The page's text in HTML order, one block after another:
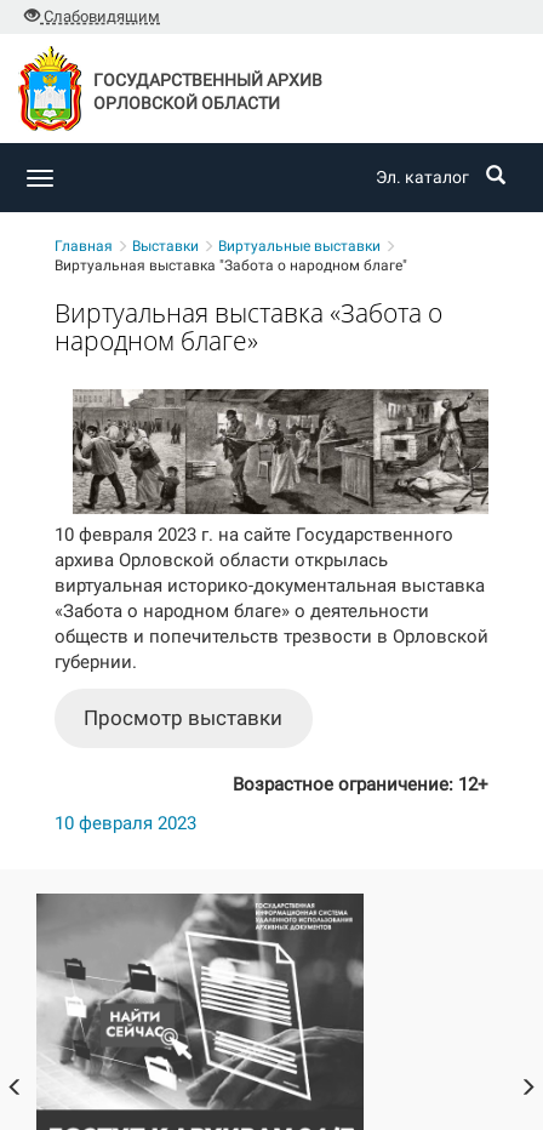
Слабовидящим
ГОСУДАРСТВЕННЫЙ АРХИВ
ОРЛОВСКОЙ ОБЛАСТИ
Toggle
Эл. каталог
Главная Выставки
Виртуальные выставки
Виртуальная выставка "Забота о народном благе"
Виртуальная выставка «Забота о
народном благе»
10 февраля 2023 г. на сайте Государственного
архива Орловской области открылась
виртуальная историко-документальная выставка
«Забота о народном благе» о деятельности
обществ и попечительств трезвости в Орловской
губернии.
Просмотр выставки
Возрастное ограничение: 12+
10 февраля 2023